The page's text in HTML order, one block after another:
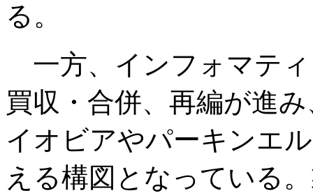
る。
一方、インフォマテ
買収・合併、再編が進
イオビアやパーキンエ
える構図となっている